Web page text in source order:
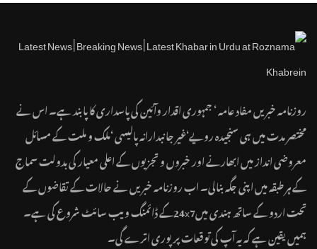
روزنامہ خبریں مفاد عامہ ‘ جمہوری اقدار وآئین کی پاسداری کا پابند ہے۔ اس نے
مختصر مدت میں ہی سنجیدہ رویے‘غیر جانبدارانہ پالیسی ‘ملک و ملت کے مسائل
معروضی انداز میں ابھارنے اور خبروں و تجزیوں کے اعلی معیار کی بدولت سماج
کے ہر طبقہ میں اپنی جگہ بنالی۔ اب روزنامہ خبریں نے حالات کے تقاضوں کے
تحت اردو کے ساتھ ہندی میں24x7کے ڈائمنگ ویب سائٹ شروع کی ہے۔
ہمیں یقین ہے کہ یہ آپ کی توقعات پر پوری اترے گی۔